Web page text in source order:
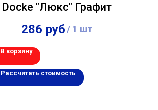
Docke "Люкс" Графит
286 руб/ 1 шт
В корзину
Рассчитать стоимость